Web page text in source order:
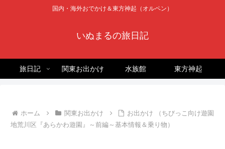
国内・海外おでかけ＆東方神起（オルペン）
いぬまるの旅日記
旅日記 関東お出かけ 水族館 東方神起
ホーム 関東お出かけ
お出かけ （ちびっこ向け遊園
地荒川区『あらかわ遊園』～前編～基本情報＆乗り物）